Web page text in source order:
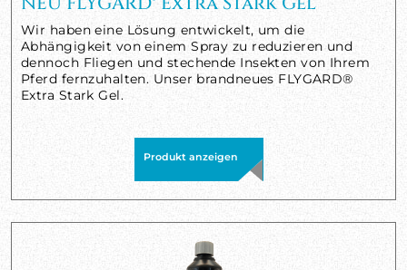
Wir haben eine Lösung entwickelt, um die
Abhängigkeit von einem Spray zu reduzieren und
dennoch Fliegen und stechende Insekten von Ihrem
Pferd fernzuhalten. Unser brandneues FLYGARD®
Extra Stark Gel.
Produkt anzeigen